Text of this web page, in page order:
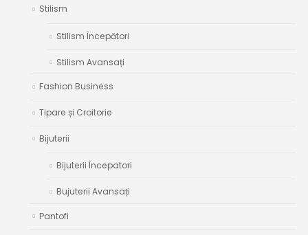
Stilism
Stilism Începători
Stilism Avansați
Fashion Business
Tipare și Croitorie
Bijuterii
Bijuterii Începatori
Bujuterii Avansați
Pantofi